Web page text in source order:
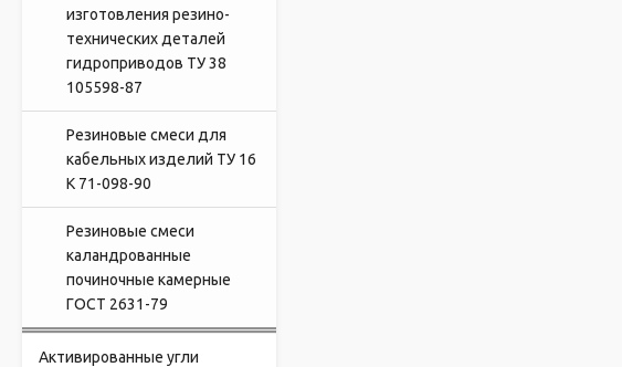
изготовления резино-
технических деталей
гидроприводов ТУ 38
105598-87
Резиновые смеси для
кабельных изделий ТУ 16
К 71-098-90
Резиновые смеси
каландрованные
починочные камерные
ГОСТ 2631-79
Активированные угли